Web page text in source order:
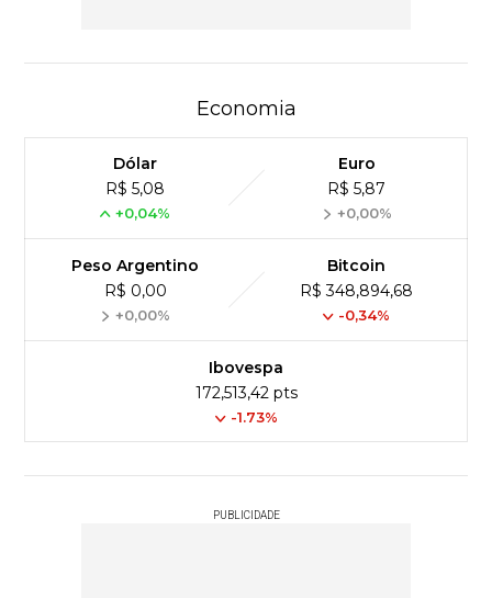
Economia
Dólar
R$ 5,08
+0,04%
Euro
R$ 5,87
+0,00%
Peso Argentino
R$ 0,00
+0,00%
Bitcoin
R$ 348,894,68
-0,34%
Ibovespa
172,513,42 pts
-1.73%
PUBLICIDADE